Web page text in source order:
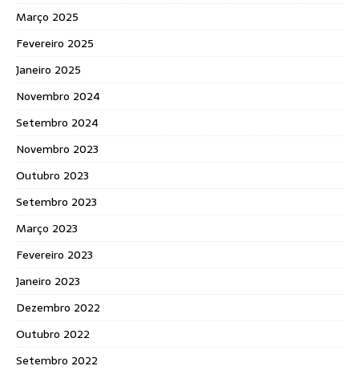
Março 2025
Fevereiro 2025
Janeiro 2025
Novembro 2024
Setembro 2024
Novembro 2023
Outubro 2023
Setembro 2023
Março 2023
Fevereiro 2023
Janeiro 2023
Dezembro 2022
Outubro 2022
Setembro 2022